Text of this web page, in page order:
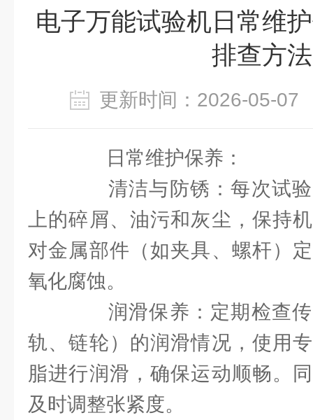
电子万能试验机日常维
排查方法
更新时间：2026-05-
日常维护保养：
清洁与防锈：每次试验
上的碎屑、油污和灰尘，保持
对金属部件（如夹具、螺杆）
氧化腐蚀。
润滑保养：定期检查传
轨、链轮）的润滑情况，使用
脂进行润滑，确保运动顺畅。
及时调整张紧度。